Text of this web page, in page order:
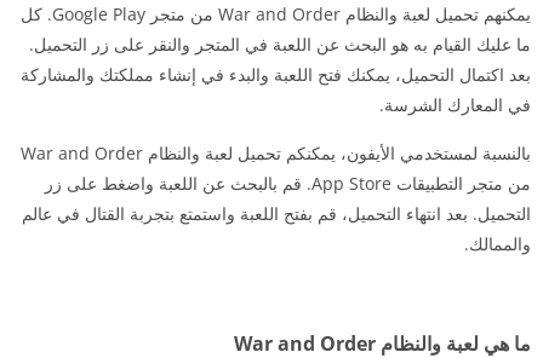
يمكنهم تحميل لعبة والنظام War and Order من متجر Google Play. كل
ما عليك القيام به هو البحث عن اللعبة في المتجر والنقر على زر التحميل.
بعد اكتمال التحميل، يمكنك فتح اللعبة والبدء في إنشاء مملكتك والمشاركة
في المعارك الشرسة.
بالنسبة لمستخدمي الأيفون، يمكنكم تحميل لعبة والنظام War and Order
من متجر التطبيقات App Store. قم بالبحث عن اللعبة واضغط على زر
التحميل. بعد انتهاء التحميل، قم بفتح اللعبة واستمتع بتجربة القتال في عالم
والممالك.
ما هي لعبة والنظام War and Order